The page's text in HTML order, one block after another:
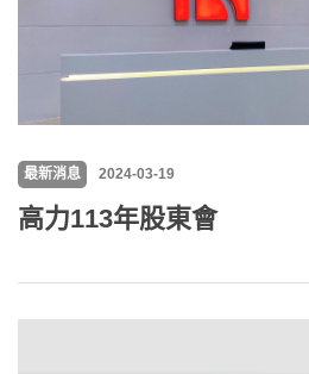
最新消息 2024-03-19
高力113年股東會